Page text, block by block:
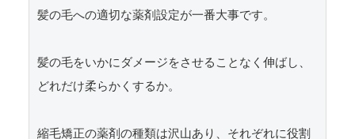
髪の毛への適切な薬剤設定が一番大事です。
髪の毛をいかにダメージをさせることなく伸ばし、
どれだけ柔らかくするか。
縮毛矯正の薬剤の種類は沢山あり、それぞれに役割